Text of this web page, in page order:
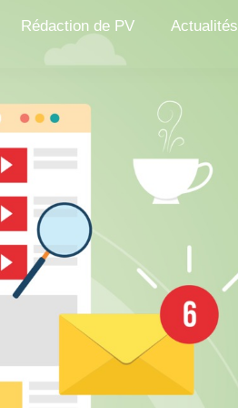
Rédaction de PV Actualités